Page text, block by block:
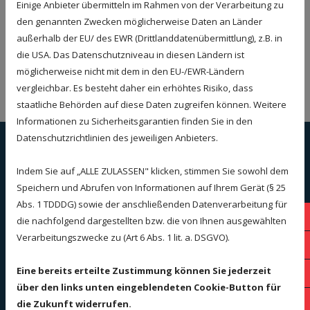
039163104048 E.Hoppe
e.hoppe@ets-magdeburg.de
Gasheizungen
Unsere Firma besteht aus einem Team von
auf Öl- und Gasheizungen spezialisiert hat. Wir
bieten umfassende Dienstleistungen an, von
Einige Anbieter übermitteln im Rahmen von der Verarbeitung zu
den genannten Zwecken möglicherweise Daten an Länder
außerhalb der EU/ des EWR (Drittlanddatenübermittlung), z.B. in
die USA. Das Datenschutzniveau in diesen Ländern ist
möglicherweise nicht mit dem in den EU-/EWR-Ländern
vergleichbar. Es besteht daher ein erhöhtes Risiko, dass
staatliche Behörden auf diese Daten zugreifen können. Weitere
Informationen zu Sicherheitsgarantien finden Sie in den
Datenschutzrichtlinien des jeweiligen Anbieters.
Indem Sie auf „ALLE ZULASSEN" klicken, stimmen Sie sowohl dem
Speichern und Abrufen von Informationen auf Ihrem Gerät (§ 25
Abs. 1 TDDDG) sowie der anschließenden Datenverarbeitung für
die nachfolgend dargestellten bzw. die von Ihnen ausgewählten
Verarbeitungszwecke zu (Art 6 Abs. 1 lit. a. DSGVO).
Eine bereits erteilte Zustimmung können Sie jederzeit
über den links unten eingeblendeten Cookie-Button für
die Zukunft widerrufen.